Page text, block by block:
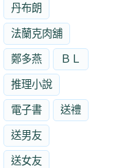
丹布朗
法蘭克肉舖
鄭多燕 ＢＬ
推理小說
電子書 送禮
送男友
送女友